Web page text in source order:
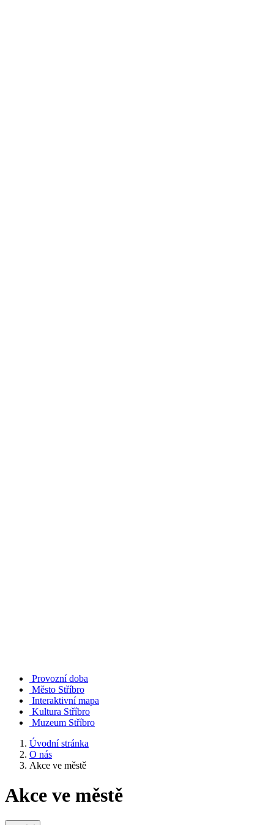
Provozní doba
Město Stříbro
Interaktivní mapa
Kultura Stříbro
Muzeum Stříbro
Úvodní stránka
O nás
Akce ve městě
Akce ve městě